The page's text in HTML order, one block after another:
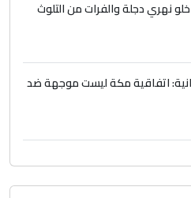
نهري دجلة والفرات من التلوث
اتفاقية مكة ليست موجهة ضد